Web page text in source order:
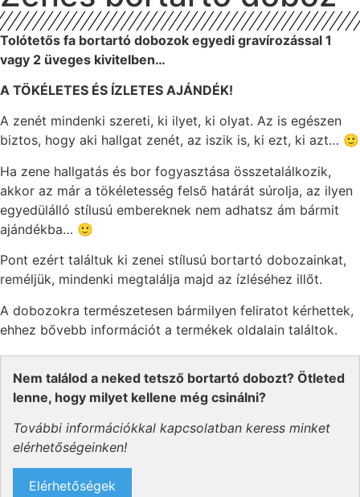
Tolótetős fa bortartó dobozok egyedi gravírozással 1
vagy 2 üveges kivitelben…
A TÖKÉLETES ÉS ÍZLETES AJÁNDÉK!
A zenét mindenki szereti, ki ilyet, ki olyat. Az is egészen
biztos, hogy aki hallgat zenét, az iszik is, ki ezt, ki azt… 🙂
Ha zene hallgatás és bor fogyasztása összetalálkozik,
akkor az már a tökéletesség felső határát súrolja, az ilyen
egyedülálló stílusú embereknek nem adhatsz ám bármit
ajándékba… 🙂
Pont ezért találtuk ki zenei stílusú bortartó dobozainkat,
reméljük, mindenki megtalálja majd az ízléséhez illőt.
A dobozokra természetesen bármilyen feliratot kérhettek,
ehhez bővebb információt a termékek oldalain találtok.
Nem találod a neked tetsző bortartó dobozt? Ötleted
lenne, hogy milyet kellene még csinálni?
További információkkal kapcsolatban keress minket
elérhetőségeinken!
Elérhetőségek